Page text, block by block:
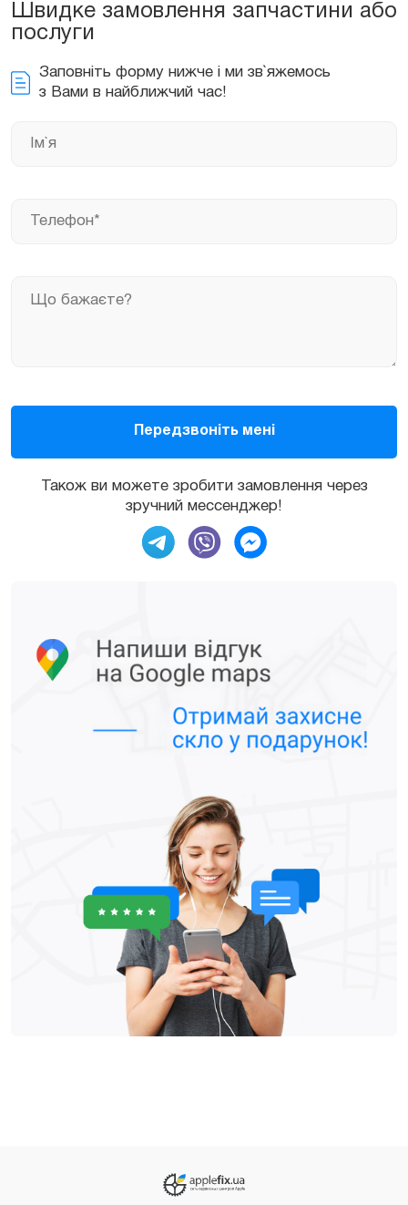
Швидке замовлення запчастини або
послуги
Заповніть форму нижче і ми зв`яжемось
з Вами в найближчий час!
Також ви можете зробити замовлення через
зручний мессенджер!